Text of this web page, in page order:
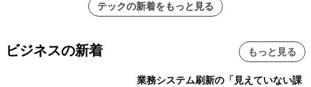
テックの新着をもっと見る
ビジネスの新着 もっと見る
業務システム刷新の「見えていない課